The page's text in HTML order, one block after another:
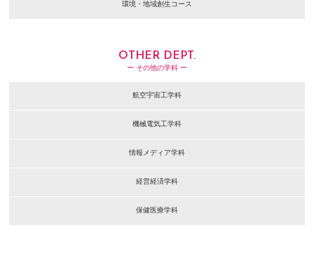
環境・地域創生コース
OTHER DEPT.
ー その他の学科 ー
航空宇宙工学科
機械電気工学科
情報メディア学科
経営経済学科
保健医療学科